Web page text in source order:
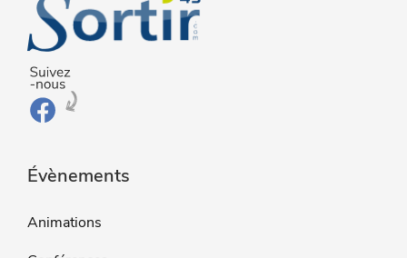
Évènements
Animations